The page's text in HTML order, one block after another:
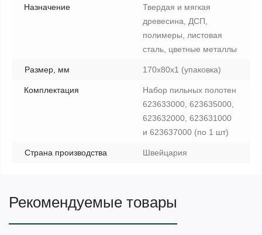
Назначение
Твердая и мягкая
древесина, ДСП,
полимеры, листовая
сталь, цветные металлы
Размер, мм 170x80x1 (упаковка)
Комплектация
Набор пильных полотен
623633000, 623635000,
623632000, 623631000
и 623637000 (по 1 шт)
Страна производства Швейцария
Рекомендуемые товары